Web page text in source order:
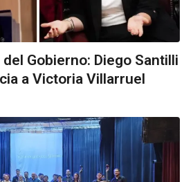
Gobierno: Diego Santilli
a Victoria Villarruel